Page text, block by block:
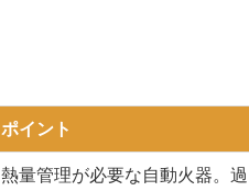
ポイント
熱量管理が必要な自動火器。過